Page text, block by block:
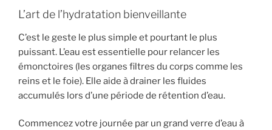
L’art de l’hydratation bienveillante
C’est le geste le plus simple et pourtant le plus
puissant. L’eau est essentielle pour relancer les
émonctoires (les organes filtres du corps comme les
reins et le foie). Elle aide à drainer les fluides
accumulés lors d’une période de rétention d’eau.
Commencez votre journée par un grand verre d’eau à